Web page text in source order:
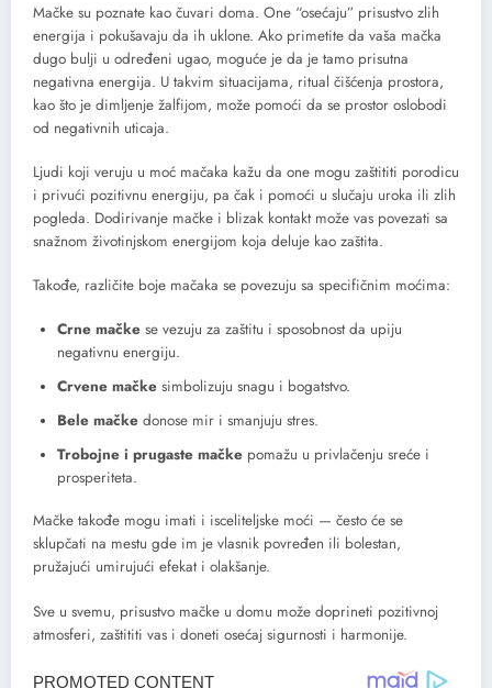
Mačke su poznate kao čuvari doma. One “osećaju” prisustvo zlih
energija i pokušavaju da ih uklone. Ako primetite da vaša mačka
dugo bulji u određeni ugao, moguće je da je tamo prisutna
negativna energija. U takvim situacijama, ritual čišćenja prostora,
kao što je dimljenje žalfijom, može pomoći da se prostor oslobodi
od negativnih uticaja.
Ljudi koji veruju u moć mačaka kažu da one mogu zaštititi porodicu
i privući pozitivnu energiju, pa čak i pomoći u slučaju uroka ili zlih
pogleda. Dodirivanje mačke i blizak kontakt može vas povezati sa
snažnom životinjskom energijom koja deluje kao zaštita.
Takođe, različite boje mačaka se povezuju sa specifičnim moćima:
Crne mačke se vezuju za zaštitu i sposobnost da upiju
negativnu energiju.
Crvene mačke simbolizuju snagu i bogatstvo.
Bele mačke donose mir i smanjuju stres.
Trobojne i prugaste mačke pomažu u privlačenju sreće i
prosperiteta.
Mačke takođe mogu imati i isceliteljske moći — često će se
sklupčati na mestu gde im je vlasnik povređen ili bolestan,
pružajući umirujući efekat i olakšanje.
Sve u svemu, prisustvo mačke u domu može doprineti pozitivnoj
atmosferi, zaštititi vas i doneti osećaj sigurnosti i harmonije.